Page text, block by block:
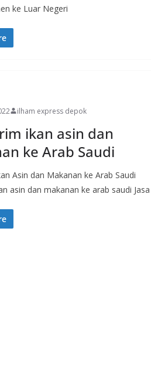
ke Luar Negeri
ilham express depok
ikan asin dan
ke Arab Saudi
Asin dan Makanan ke Arab Saudi
asin dan makanan ke arab saudi Jasa